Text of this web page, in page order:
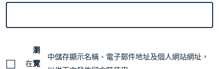
在
瀏
覽
中儲存顯示名稱、電子郵件地址及個人網站網址，